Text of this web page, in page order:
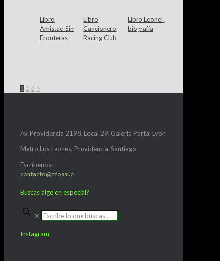
Libro
Amistad Sin
Fronteras
Libro
Cancionero
Racing Club
Libro Leonel ,
biografía
1 2 3 4
Av. Providencia 2198, Local 29, Galería Portal Lyon
Metro Los Leones, Providencia, Santiago
Escríbenos:
contacto@tifossi.cl
Buscas algo en especial?
✕
Instagram